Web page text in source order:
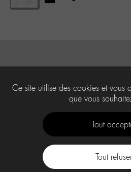
Ce site utilise des cookies et vous
que vous
Tout
Tout